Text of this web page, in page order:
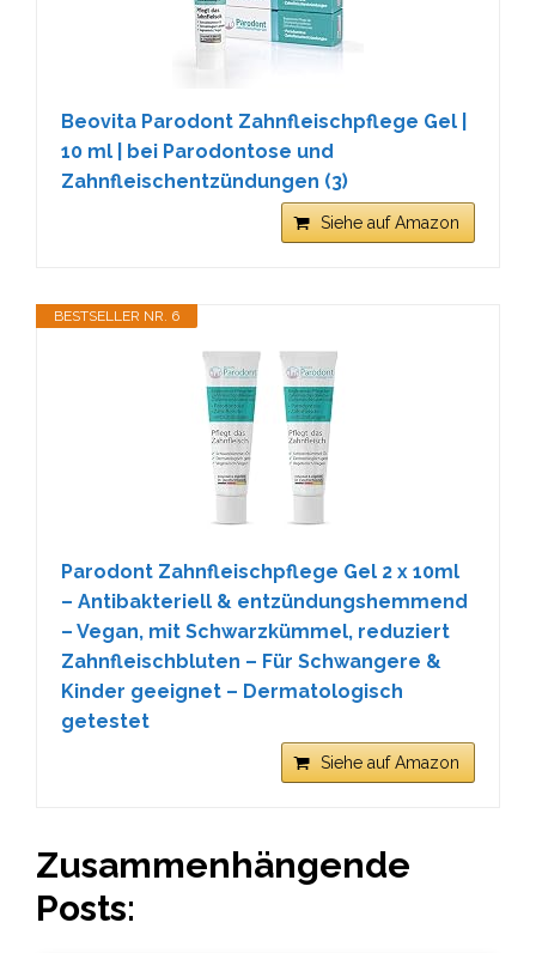
Beovita Parodont Zahnfleischpflege Gel |
10 ml | bei Parodontose und
Zahnfleischentzündungen (3)
Siehe auf Amazon
BESTSELLER NR. 6
Parodont Zahnfleischpflege Gel 2 x 10ml
– Antibakteriell & entzündungshemmend
– Vegan, mit Schwarzkümmel, reduziert
Zahnfleischbluten – Für Schwangere &
Kinder geeignet – Dermatologisch
getestet
Siehe auf Amazon
Zusammenhängende
Posts: